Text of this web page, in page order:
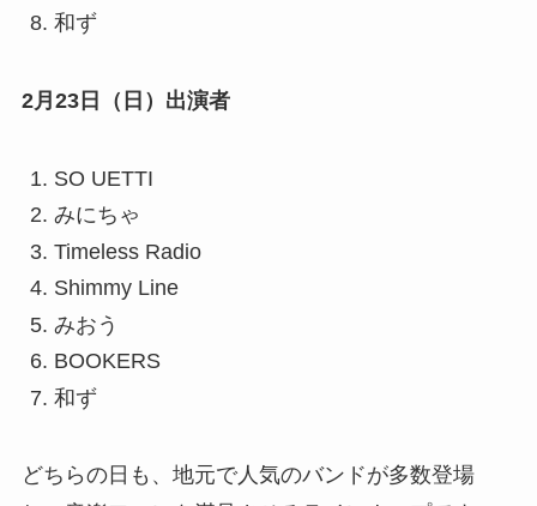
和ず
2月23日（日）出演者
SO UETTI
みにちゃ
Timeless Radio
Shimmy Line
みおう
BOOKERS
和ず
どちらの日も、地元で人気のバンドが多数登場